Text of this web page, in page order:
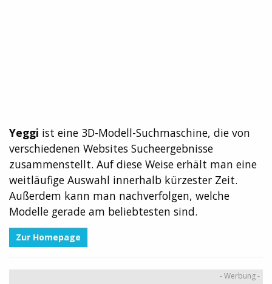
Yeggi ist eine 3D-Modell-Suchmaschine, die von
verschiedenen Websites Sucheergebnisse
zusammenstellt. Auf diese Weise erhält man eine
weitläufige Auswahl innerhalb kürzester Zeit.
Außerdem kann man nachverfolgen, welche
Modelle gerade am beliebtesten sind.
Zur Homepage